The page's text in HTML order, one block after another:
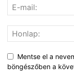
Mentse el a
böngészőben a